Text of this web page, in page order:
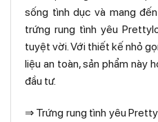
sống tình dục và mang
trứng rung tình yêu
tuyệt vời. Với thiết kế nhỏ
liệu an toàn, sản phẩm này
đầu tư.
⇒ Trứng rung tình yêu